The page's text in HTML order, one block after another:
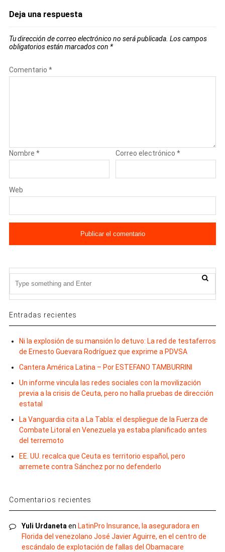
Deja una respuesta
Tu dirección de correo electrónico no será publicada. Los campos
obligatorios están marcados con *
Comentario *
Nombre * Correo electrónico*
Web
Entradas recientes
Ni la explosión de su mansión lo detuvo: La red de testaferros
de Ernesto Guevara Rodríguez que exprime a PDVSA
Cantera América Latina – Por ESTEFANO TAMBURRINI
Un informe vincula las redes sociales con la movilización
previa a la crisis de Ceuta, pero no halla pruebas de dirección
estatal
La Vanguardia cita a La Tabla: el despliegue de la Fuerza de
Combate Litoral en Venezuela ya estaba planificado antes
del terremoto
EE. UU. recalca que Ceuta es territorio español, pero
arremete contra Sánchez por no defenderlo
Comentarios recientes
Yuli Urdaneta en LatinPro Insurance, la aseguradora en
Florida del venezolano José Javier Aguirre, en el centro de
escándalo de explotación de fallas del Obamacare